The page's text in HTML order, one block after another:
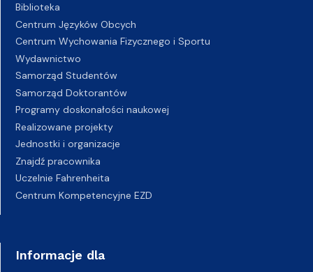
Biblioteka
Centrum Języków Obcych
Centrum Wychowania Fizycznego i Sportu
Wydawnictwo
Samorząd Studentów
Samorząd Doktorantów
Programy doskonałości naukowej
Realizowane projekty
Jednostki i organizacje
Znajdź pracownika
Uczelnie Fahrenheita
Centrum Kompetencyjne EZD
Informacje dla